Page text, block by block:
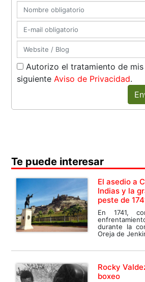
Autorizo el tratamiento de
siguienteAviso de Privacidad.
Te puede interesar
El asedio a
Indias y la
peste de
En 1741,
durante la
Oreja de
Rocky
boxeo